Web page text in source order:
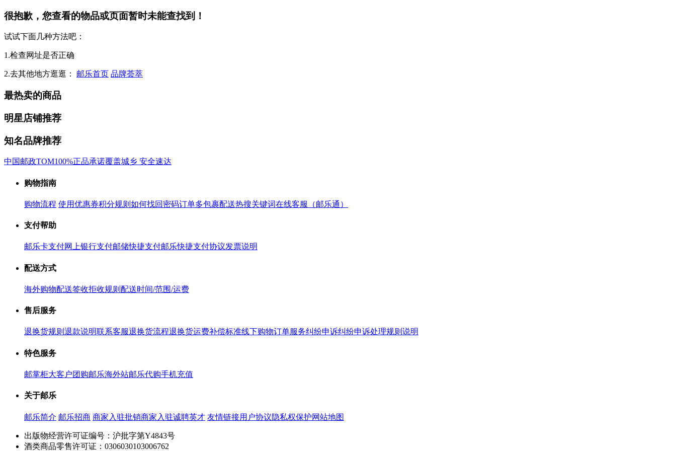
很抱歉，您查看的物品或页面暂时未能查找到！
试试下面几种方法吧：
1.检查网址是否正确
2.去其他地方逛逛： 邮乐首页 品牌荟萃
最热卖的商品
明星店铺推荐
知名品牌推荐
中国邮政TOM100%正品承诺覆盖城乡 安全速达
购物指南
购物流程 使用优惠券积分规则 如何找回密码订单多包裹配送热搜关键词在线客服（邮乐通）
支付帮助
邮乐卡支付网上银行支付邮储快捷支付邮乐快捷支付协议发票说明
配送方式
海外购物配送签收拒收规则 配送时间/范围/运费
售后服务
退换货规则 退款说明联系客服退换货流程退换货运费补偿标准线下购物订单服务纠纷申诉纠纷申诉处理规则说明
特色服务
邮掌柜大客户团购邮乐海外站邮乐代购手机充值
关于邮乐
邮乐简介 邮乐招商 商家入驻批销商家入驻诚聘英才 友情链接用户协议隐私权保护网站地图
出版物经营许可证编号：沪批字第Y4843号
酒类商品零售许可证：0306030103006762